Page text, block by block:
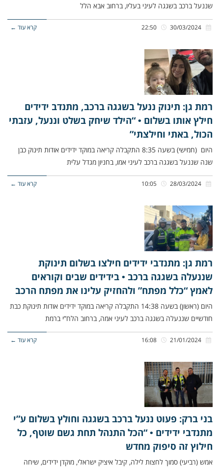
שננעל ברכב בשגגה לעיני בעליו, ברחוב אבא הלל
קרא עוד ←
רמת גן: תינוק ננעל בשגגה ברכב, מתנדב ידידים
חילץ אותו בשלום • “הילד שיחק בשלט וננעל, עזבתי
הכול, באתי וחילצתי”
היום (חמישי) בשעה 8:35 התקבלה קריאה במוקד ידידים אודות תינוק כבן
שנה שננעל בשגגה ברכב לעיני אמו, בחניון מגדל עלית
קרא עוד ←
רמת גן: מתנדבי ידידים חילצו בשלום תינוקת
שננעלה בשגגה ברכב • בידידים שבים וקוראים
לאמץ “כלל מפתח” ולהחזיק עלינו את מפתח הרכב
היום (ראשון) בשעה 14:38 התקבלה קריאה במוקד ידידים אודות תינוקת כבת
חודשיים שננעלה בשגגה ברכב לעיני אמה, ברחוב הלח”י ברמת
קרא עוד ←
בני ברק: פעוט ננעל ברכב בשגגה וחולץ בשלום ע”י
מתנדבי ידידים • “הכל התנהל תחת גשם שוטף, כל
חילוץ זה סיפוק מחדש
אמש (רביעי) סמוך לחצות לילה, קיבל איציק ישראלי, מוקדן ידידים, שיחה